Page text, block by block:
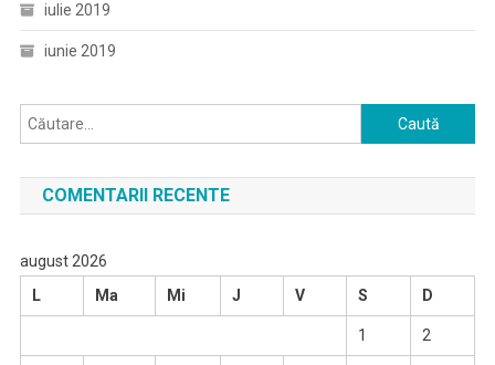
iulie 2019
iunie 2019
Caută
după:
COMENTARII RECENTE
august 2026
L
Ma Mi J V S D
1 2